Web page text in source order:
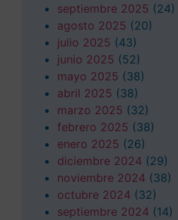
septiembre 2025 (24)
agosto 2025 (20)
julio 2025 (43)
junio 2025 (52)
mayo 2025 (38)
abril 2025 (38)
marzo 2025 (32)
febrero 2025 (38)
enero 2025 (26)
diciembre 2024 (29)
noviembre 2024 (38)
octubre 2024 (32)
septiembre 2024 (14)